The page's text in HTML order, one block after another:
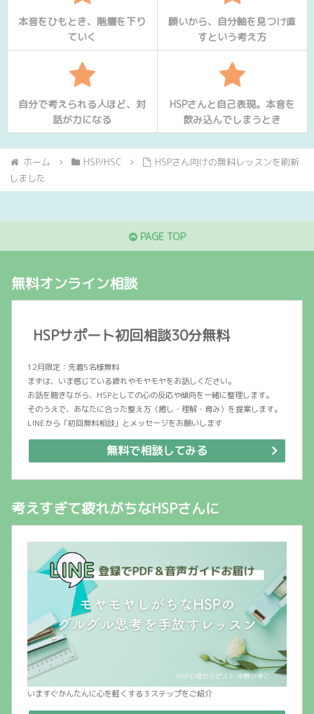
本音をひもとき、階層を下り
ていく
願いから、自分軸を見つけ直
すという考え方
自分で考えられる人ほど、対
話が力になる
HSPさんと自己表現。本音を
飲み込んでしまうとき
ホーム HSP/HSC
HSPさん向けの無料レッスンを刷新
しました
PAGE TOP
無料オンライン相談
HSPサポート初回相談30分無料
12月限定：先着5名様無料
まずは、いま感じている疲れやモヤモヤをお話しください。
お話を聴きながら、HSPとしての心の反応や傾向を一緒に整理します。
そのうえで、あなたに合った整え方（癒し・理解・育み）を提案します。
LINEから「初回無料相談」とメッセージをお願いします
無料で相談してみる
考えすぎて疲れがちなHSPさんに
いますぐかんたんに心を軽くする３ステップをご紹介